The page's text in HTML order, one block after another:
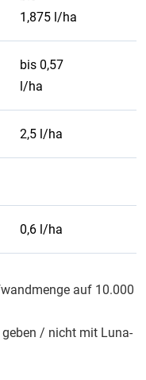
1,875 l/ha
bis 0,57
l/ha
2,5 l/ha
0,6 l/ha
auf 10.000
/ nicht mit Luna-